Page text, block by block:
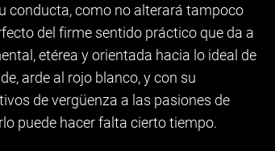
conducta, como no alterará tampoco
del firme sentido práctico que da a
etérea y orientada hacia lo ideal de
arde al rojo blanco, y con su
de vergüenza a las pasiones de
puede hacer falta cierto tiempo.